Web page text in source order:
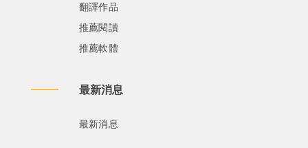
翻譯作品
推薦閱讀
推薦軟體
最新消息
最新消息